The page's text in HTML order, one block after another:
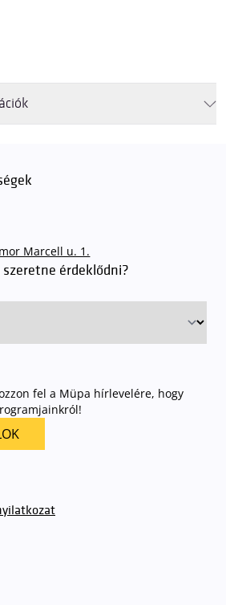
várakozási idővel érdemes kalkulálni. Ezt
kedves közönségünknek, induljanak
parkolóhelyet és
automatika nyitja.
számára, akik egy aznapi fizetős
elérhető itt.
Marcell u. 1.
érdeklődni?
fel a Müpa hírlevelére, hogy